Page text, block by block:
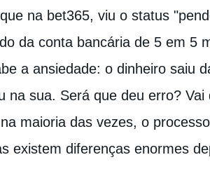
na bet365, viu o status
da conta bancária de 5 em 5
a ansiedade: o dinheiro saiu
na sua. Será que deu erro? Vai
maioria das vezes, o
existem diferenças enormes